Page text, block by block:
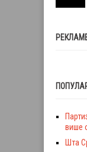
више
Шта